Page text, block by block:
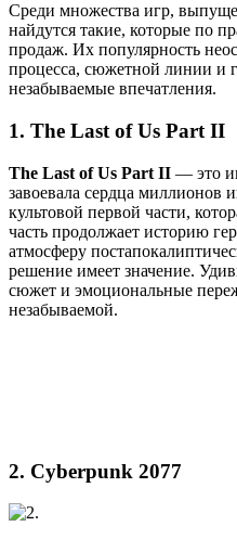
Среди множества игр,
найдутся такие, которые по
продаж. Их популярность
процесса, сюжетной линии и
незабываемые впечатления.
1. The Last of Us Part II
The Last of Us Part II — это
завоевала сердца миллионов
культовой первой части,
часть продолжает историю
атмосферу
решение имеет значение.
сюжет и эмоциональные
незабываемой.
2. Cyberpunk 2077